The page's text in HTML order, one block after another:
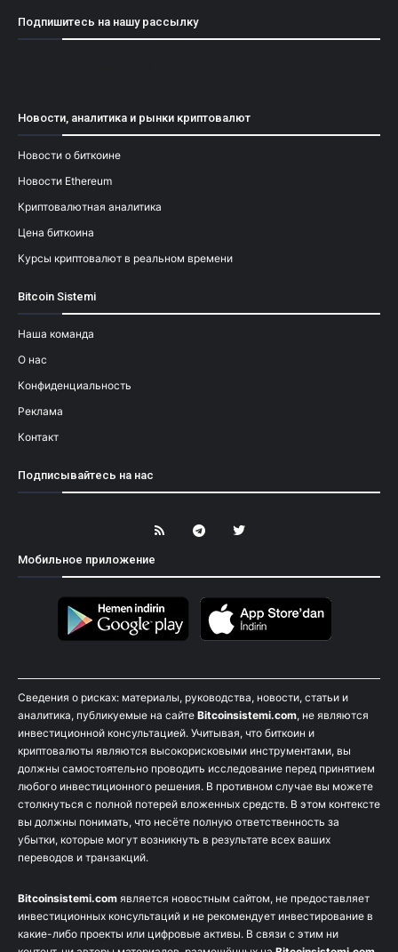
Подпишитесь на нашу рассылку
Новости, аналитика и рынки криптовалют
Новости о биткоине
Новости Ethereum
Криптовалютная аналитика
Цена биткоина
Курсы криптовалют в реальном времени
Bitcoin Sistemi
Наша команда
О нас
Конфиденциальность
Реклама
Контакт
Подписывайтесь на нас
Мобильное приложение
Сведения о рисках: материалы, руководства, новости, статьи и
аналитика, публикуемые на сайте Bitcoinsistemi.com, не являются
инвестиционной консультацией. Учитывая, что биткоин и
криптовалюты являются высокорисковыми инструментами, вы
должны самостоятельно проводить исследование перед принятием
любого инвестиционного решения. В противном случае вы можете
столкнуться с полной потерей вложенных средств. В этом контексте
вы должны понимать, что несёте полную ответственность за
убытки, которые могут возникнуть в результате всех ваших
переводов и транзакций.
Bitcoinsistemi.com является новостным сайтом, не предоставляет
инвестиционных консультаций и не рекомендует инвестирование в
какие-либо проекты или цифровые активы. В связи с этим ни